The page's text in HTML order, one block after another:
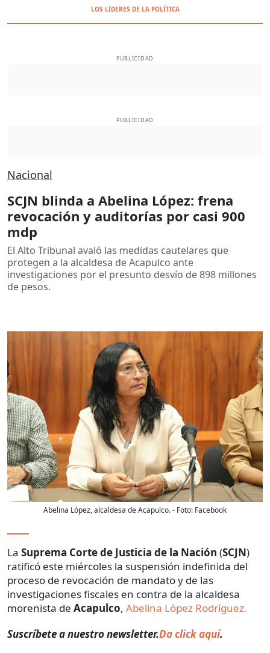
LOS LÍDERES DE LA POLÍTICA
PUBLICIDAD
PUBLICIDAD
Nacional
SCJN blinda a Abelina López: frena
revocación y auditorías por casi 900
mdp
El Alto Tribunal avaló las medidas cautelares que
protegen a la alcaldesa de Acapulco ante
investigaciones por el presunto desvío de 898 millones
de pesos.
Abelina López, alcaldesa de Acapulco.- Foto: Facebook
La Suprema Corte de Justicia de la Nación (SCJN)
ratificó este miércoles la suspensión indefinida del
proceso de revocación de mandato y de las
investigaciones fiscales en contra de la alcaldesa
morenista de Acapulco, Abelina López Rodríguez.
Suscríbete a nuestro newsletter.Da click aquí.